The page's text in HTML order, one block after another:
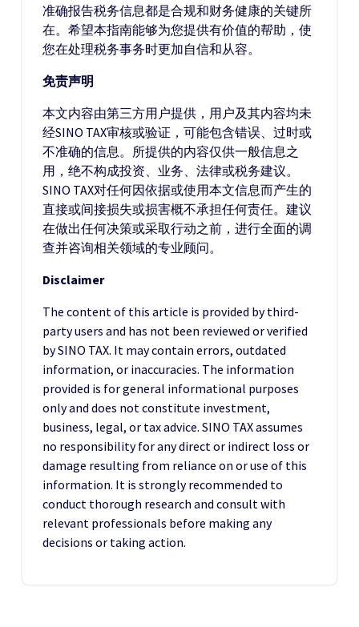
准确报告税务信息都是合规和财务健康的关键所
在。希望本指南能够为您提供有价值的帮助，使
您在处理税务事务时更加自信和从容。
免责声明
本文内容由第三方用户提供，用户及其内容均未
经SINO TAX审核或验证，可能包含错误、过时或
不准确的信息。所提供的内容仅供一般信息之
用，绝不构成投资、业务、法律或税务建议。
SINO TAX对任何因依据或使用本文信息而产生的
直接或间接损失或损害概不承担任何责任。建议
在做出任何决策或采取行动之前，进行全面的调
查并咨询相关领域的专业顾问。
Disclaimer
The content of this article is provided by third-
party users and has not been reviewed or verified
by SINO TAX. It may contain errors, outdated
information, or inaccuracies. The information
provided is for general informational purposes
only and does not constitute investment,
business, legal, or tax advice. SINO TAX assumes
no responsibility for any direct or indirect loss or
damage resulting from reliance on or use of this
information. It is strongly recommended to
conduct thorough research and consult with
relevant professionals before making any
decisions or taking action.